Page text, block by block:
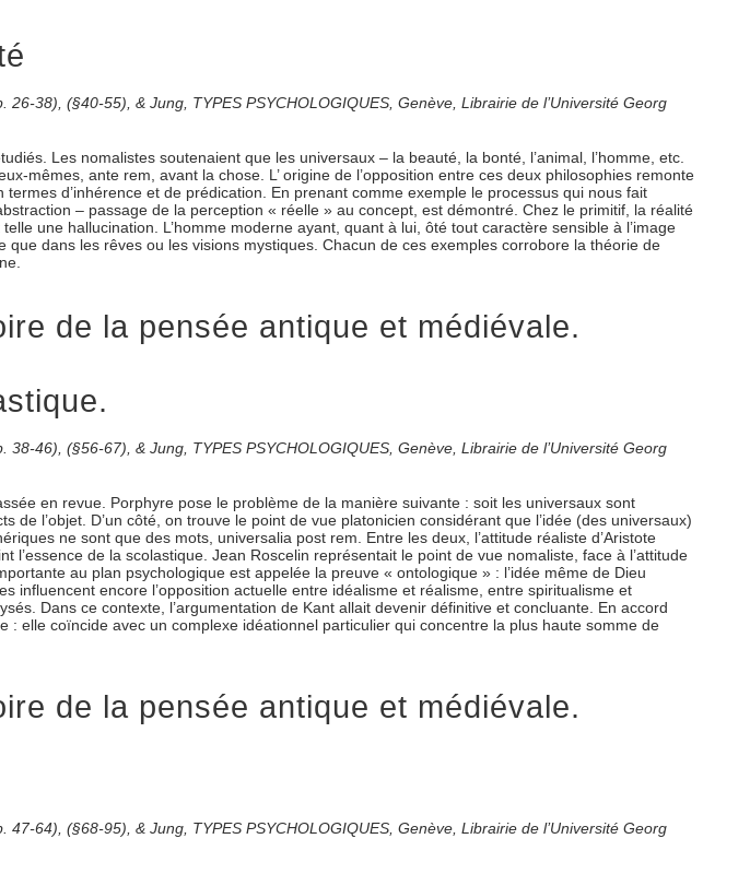
38), (§40-55), & Jung, TYPES PSYCHOLOGIQUES, Genève, Librairie de l’Université Georg
Les nomalistes soutenaient que les universaux – la beauté, la bonté, l’animal, l’homme, etc.
mêmes, ante rem, avant la chose. L’ origine de l’opposition entre ces deux philosophies remonte
d’inhérence et de prédication. En prenant comme exemple le processus qui nous fait
– passage de la perception « réelle » au concept, est démontré. Chez le primitif, la réalité
une hallucination. L’homme moderne ayant, quant à lui, ôté tout caractère sensible à l’image
dans les rêves ou les visions mystiques. Chacun de ces exemples corrobore la théorie de
de la pensée antique et médiévale.
46), (§56-67), & Jung, TYPES PSYCHOLOGIQUES, Genève, Librairie de l’Université Georg
en revue. Porphyre pose le problème de la manière suivante : soit les universaux sont
l’objet. D’un côté, on trouve le point de vue platonicien considérant que l’idée (des universaux)
ne sont que des mots, universalia post rem. Entre les deux, l’attitude réaliste d’Aristote
de la scolastique. Jean Roscelin représentait le point de vue nomaliste, face à l’attitude
au plan psychologique est appelée la preuve « ontologique » : l’idée même de Dieu
encore l’opposition actuelle entre idéalisme et réalisme, entre spiritualisme et
Dans ce contexte, l’argumentation de Kant allait devenir définitive et concluante. En accord
: elle coïncide avec un complexe idéationnel particulier qui concentre la plus haute somme de
de la pensée antique et médiévale.
64), (§68-95), & Jung, TYPES PSYCHOLOGIQUES, Genève, Librairie de l’Université Georg